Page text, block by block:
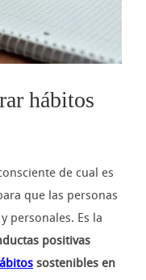
hábitos
de cual es
que las personas
personales. Es la
positivas
sostenibles en